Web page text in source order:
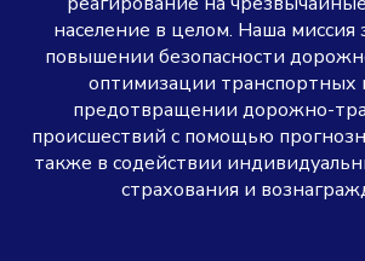
население в целом. Наша миссия
повышении безопасности
оптимизации транспортных
предотвращении дорожно-
происшествий с помощью
также в содействии
страхования и